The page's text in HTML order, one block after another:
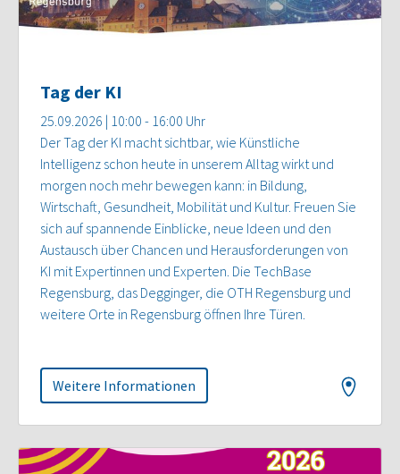
Tag der KI
25.09.2026 | 10:00 - 16:00 Uhr
Der Tag der KI macht sichtbar, wie Künstliche
Intelligenz schon heute in unserem Alltag wirkt und
morgen noch mehr bewegen kann: in Bildung,
Wirtschaft, Gesundheit, Mobilität und Kultur. Freuen Sie
sich auf spannende Einblicke, neue Ideen und den
Austausch über Chancen und Herausforderungen von
KI mit Expertinnen und Experten. Die TechBase
Regensburg, das Degginger, die OTH Regensburg und
weitere Orte in Regensburg öffnen Ihre Türen.
Weitere Informationen